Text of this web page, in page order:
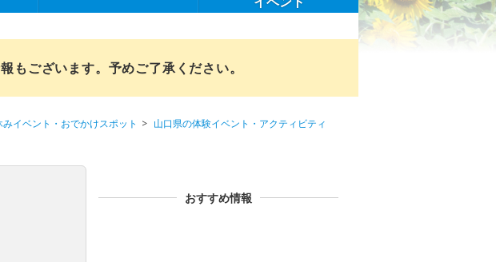
もございます。予めご了承ください。
イベント・おでかけスポット
山口県の体験イベント・アクティビティ
おすすめ情報